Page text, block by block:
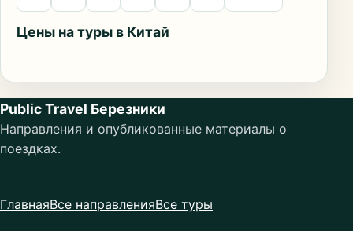
Цены на туры в Китай
Public Travel Березники
Направления и опубликованные материалы о
поездках.
ГлавнаяВсе направленияВсе туры